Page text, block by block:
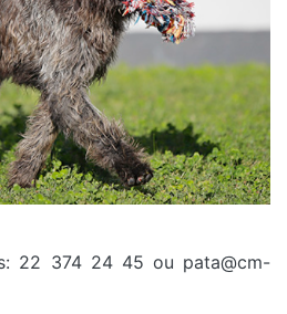
22 374 24 45 ou pata@cm-